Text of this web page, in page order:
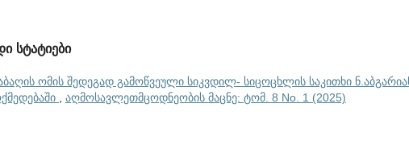
სტატიები
ომის შედეგად გამოწვეული სიკვდილ- სიცოცხლის საკითხი
, აღმოსავლეთმცოდნეობის მაცნე: ტომ. 8 No. 1 (2025)